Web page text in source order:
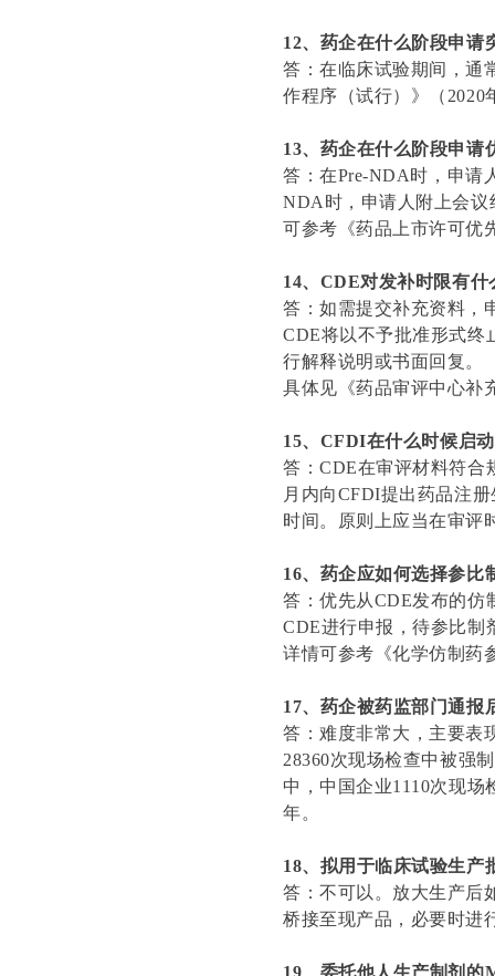
12、药企在什么阶段申请
答：在临床试验期间，通
作程序（试行）》（2020
13、药企在什么阶段申请
答：在Pre-NDA时，申请
NDA时，申请人附上会
可参考《药品上市许可优
14、CDE对发补时限有什
答：如需提交补充资料，
CDE将以不予批准形式终
行解释说明或书面回复。
具体见《药品审评中心补
15、CFDI在什么时候启
答：CDE在审评材料符合
月内向CFDI提出药品注
时间。原则上应当在审评
16、药企应如何选择参比
答：优先从CDE发布的仿
CDE进行申报，待参比制
详情可参考《化学仿制药
17、药企被药监部门通报
答：难度非常大，主要表
28360次现场检查中被强
中，中国企业1110次现场
年。
18、拟用于临床试验生产
答：不可以。放大生产后
桥接至现产品，必要时进
19、委托他人生产制剂